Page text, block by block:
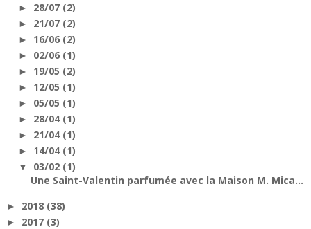
► 28/07 (2)
► 21/07 (2)
► 16/06 (2)
► 02/06 (1)
► 19/05 (2)
► 12/05 (1)
► 05/05 (1)
► 28/04 (1)
► 21/04 (1)
► 14/04 (1)
▼ 03/02 (1)
Une Saint-Valentin parfumée avec la Maison M. Mica...
► 2018 (38)
► 2017 (3)